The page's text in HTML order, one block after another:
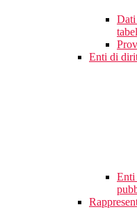
Dati
Enti di
Enti